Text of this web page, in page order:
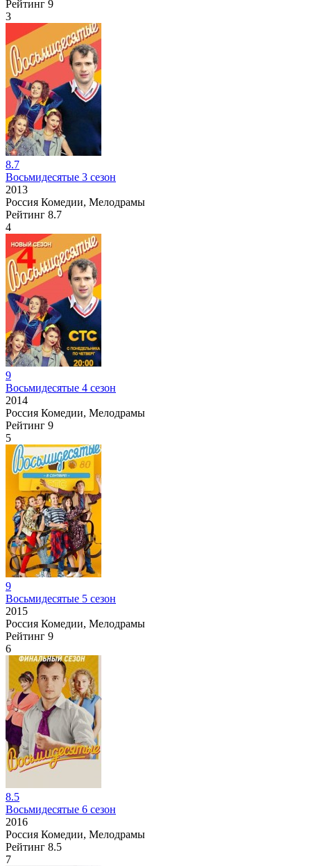
Рейтинг 9
3
8.7
Восьмидесятые 3 сезон
2013
Россия Комедии, Мелодрамы
Рейтинг 8.7
4
9
Восьмидесятые 4 сезон
2014
Россия Комедии, Мелодрамы
Рейтинг 9
5
9
Восьмидесятые 5 сезон
2015
Россия Комедии, Мелодрамы
Рейтинг 9
6
8.5
Восьмидесятые 6 сезон
2016
Россия Комедии, Мелодрамы
Рейтинг 8.5
7